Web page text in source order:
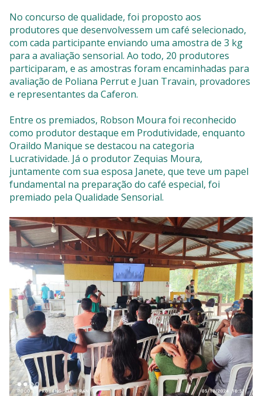
No concurso de qualidade, foi proposto aos
produtores que desenvolvessem um café selecionado,
com cada participante enviando uma amostra de 3 kg
para a avaliação sensorial. Ao todo, 20 produtores
participaram, e as amostras foram encaminhadas para
avaliação de Poliana Perrut e Juan Travain, provadores
e representantes da Caferon.
Entre os premiados, Robson Moura foi reconhecido
como produtor destaque em Produtividade, enquanto
Oraildo Manique se destacou na categoria
Lucratividade. Já o produtor Zequias Moura,
juntamente com sua esposa Janete, que teve um papel
fundamental na preparação do café especial, foi
premiado pela Qualidade Sensorial.